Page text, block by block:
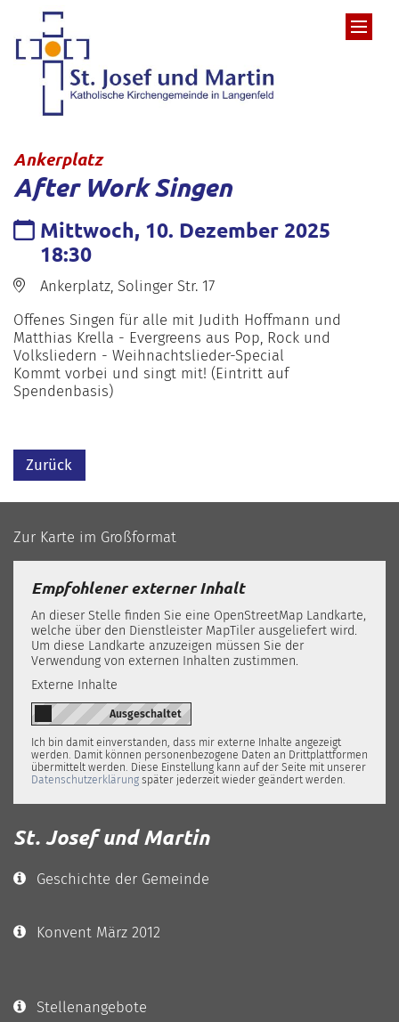
Zum Inhalt springen
Ankerplatz:
After Work Singen
Datum:
Mittwoch, 10. Dezember 2025
18:30
Ort:
Ankerplatz, Solinger Str. 17
Offenes Singen für alle mit Judith Hoffmann und
Matthias Krella - Evergreens aus Pop, Rock und
Volksliedern - Weihnachtslieder-Special
Kommt vorbei und singt mit! (Eintritt auf
Spendenbasis)
Zurück
Zur Karte im Großformat
Empfohlener externer Inhalt
An dieser Stelle finden Sie eine OpenStreetMap Landkarte,
welche über den Dienstleister MapTiler ausgeliefert wird.
Um diese Landkarte anzuzeigen müssen Sie der
Verwendung von externen Inhalten zustimmen.
Externe Inhalte
Ich bin damit einverstanden, dass mir externe Inhalte angezeigt
werden. Damit können personenbezogene Daten an Drittplattformen
übermittelt werden. Diese Einstellung kann auf der Seite mit unserer
Datenschutzerklärung später jederzeit wieder geändert werden.
St. Josef und Martin
Geschichte der Gemeinde
Konvent März 2012
Stellenangebote